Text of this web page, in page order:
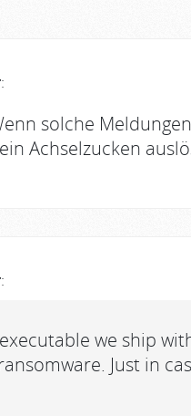
:
solche
Achselzucken
:
we ship
Just in